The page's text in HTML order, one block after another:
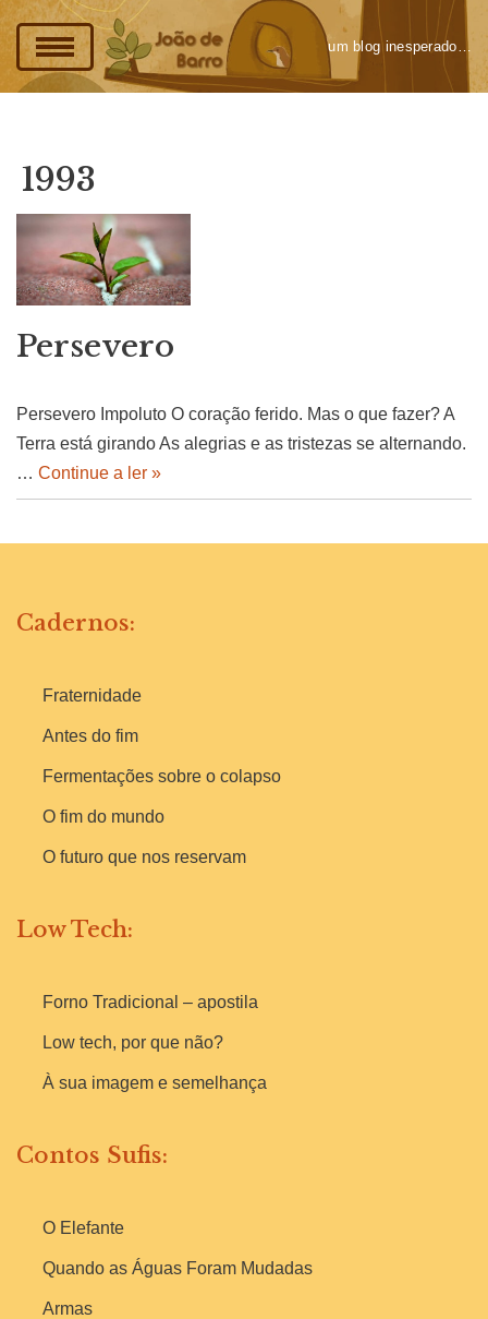
Pular
para
um blog inesperado…
1993
Persevero
Persevero Impoluto O coração ferido. Mas o que fazer? A
Terra está girando As alegrias e as tristezas se alternando.
… Continue a ler »
Cadernos:
Fraternidade
Antes do fim
Fermentações sobre o colapso
O fim do mundo
O futuro que nos reservam
Low Tech:
Forno Tradicional – apostila
Low tech, por que não?
À sua imagem e semelhança
Contos Sufis:
O Elefante
Quando as Águas Foram Mudadas
Armas